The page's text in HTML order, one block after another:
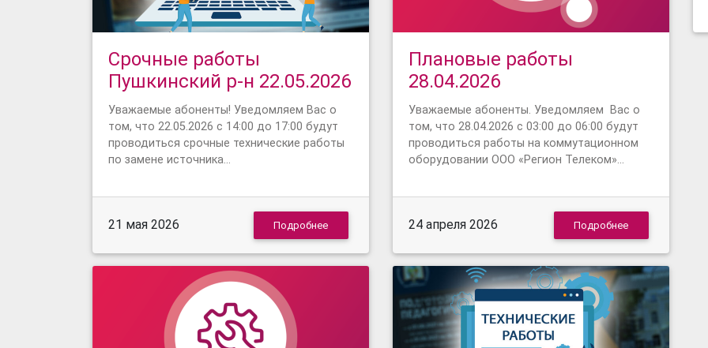
Срочные работы
Пушкинский р-н 22.05.2026
Уважаемые абоненты! Уведомляем Вас о
том, что 22.05.2026 с 14:00 до 17:00 будут
проводиться срочные технические работы
по замене источника…
21 мая 2026 Подробнее
Плановые работы
28.04.2026
Уважаемые абоненты. Уведомляем Вас о
том, что 28.04.2026 с 03:00 до 06:00 будут
проводиться работы на коммутационном
оборудовании ООО «Регион Телеком»…
24 апреля 2026 Подробнее